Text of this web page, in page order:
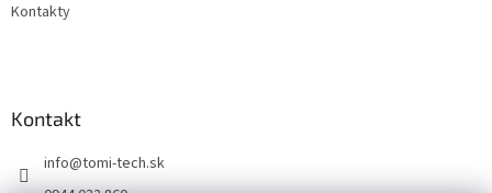
Kontakty
Kontakt
info@tomi-tech.sk